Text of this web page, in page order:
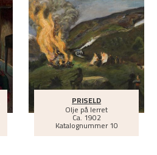
PRISELD
Olje på lerret
Ca. 1902
Katalognummer 10